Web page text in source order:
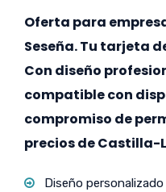
Oferta para
Seseña. Tu tarjeta
Con diseño
compatible con
compromiso de
precios de Castilla-
Diseño